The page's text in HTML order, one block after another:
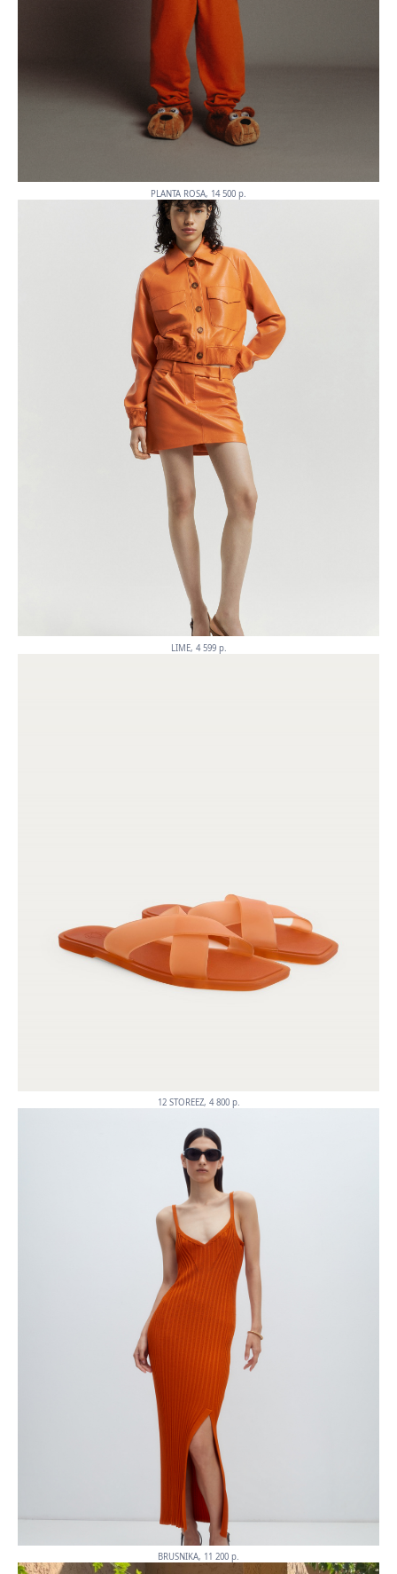
PLANTA ROSA, 14 500 p.
LIME, 4 599 p.
12 STOREEZ, 4 800 p.
BRUSNIKA, 11 200 p.